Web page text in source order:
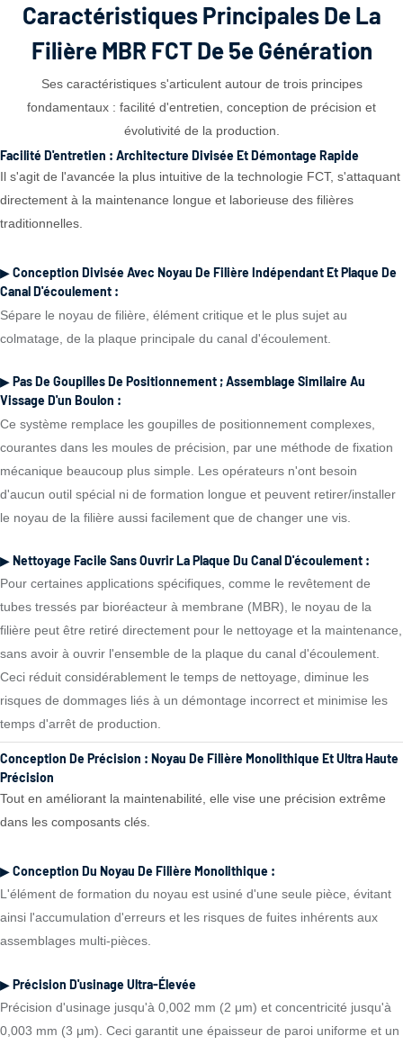
Caractéristiques Principales De La
Filière MBR FCT De 5e Génération
Ses caractéristiques s'articulent autour de trois principes
fondamentaux : facilité d'entretien, conception de précision et
évolutivité de la production.
Facilité D'entretien : Architecture Divisée Et Démontage Rapide
Il s'agit de l'avancée la plus intuitive de la technologie FCT, s'attaquant
directement à la maintenance longue et laborieuse des filières
traditionnelles.
▶ Conception Divisée Avec Noyau De Filière Indépendant Et Plaque De
Canal D'écoulement :
Sépare le noyau de filière, élément critique et le plus sujet au
colmatage, de la plaque principale du canal d'écoulement.
▶ Pas De Goupilles De Positionnement ; Assemblage Similaire Au
Vissage D'un Boulon :
Ce système remplace les goupilles de positionnement complexes,
courantes dans les moules de précision, par une méthode de fixation
mécanique beaucoup plus simple. Les opérateurs n'ont besoin
d'aucun outil spécial ni de formation longue et peuvent retirer/installer
le noyau de la filière aussi facilement que de changer une vis.
▶ Nettoyage Facile Sans Ouvrir La Plaque Du Canal D'écoulement :
Pour certaines applications spécifiques, comme le revêtement de
tubes tressés par bioréacteur à membrane (MBR), le noyau de la
filière peut être retiré directement pour le nettoyage et la maintenance,
sans avoir à ouvrir l'ensemble de la plaque du canal d'écoulement.
Ceci réduit considérablement le temps de nettoyage, diminue les
risques de dommages liés à un démontage incorrect et minimise les
temps d'arrêt de production.
Conception De Précision : Noyau De Filière Monolithique Et Ultra Haute
Précision
Tout en améliorant la maintenabilité, elle vise une précision extrême
dans les composants clés.
▶ Conception Du Noyau De Filière Monolithique :
L'élément de formation du noyau est usiné d'une seule pièce, évitant
ainsi l'accumulation d'erreurs et les risques de fuites inhérents aux
assemblages multi-pièces.
▶ Précision D'usinage Ultra-Élevée
Précision d'usinage jusqu'à 0,002 mm (2 μm) et concentricité jusqu'à
0,003 mm (3 μm). Ceci garantit une épaisseur de paroi uniforme et un